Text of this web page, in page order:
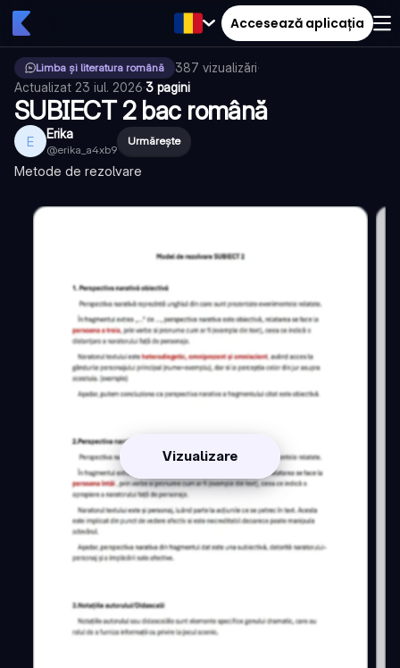
Accesează aplicația
Limba și literatura română 387 vizualizări·
Actualizat 23 iul. 2026·3 pagini
SUBIECT 2 bac română
E Erika
@erika_a4xb9
Urmărește
Metode de rezolvare
Vizualizare